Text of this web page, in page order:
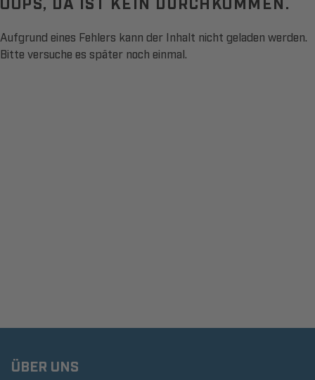
Aufgrund eines Fehlers kann der Inhalt nicht geladen werden.
Bitte versuche es später noch einmal.
ÜBER UNS